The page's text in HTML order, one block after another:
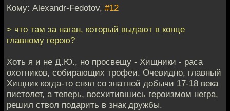
Кому: Alexandr-Fedotov, #12
> что там за наган, который выдают в конце
главному герою?
Хоть я и не Д.Ю., но просвещу - Хищники - раса
охотников, собирающих трофеи. Очевидно, главный
Хищник когда-то снял со знатной добычи 17-18 века
пистолет, а теперь, восхитившись героизмом негра,
решил ствол подарить в знак дружбы.